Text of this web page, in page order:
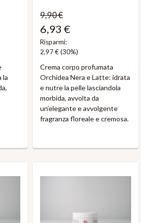
la
9,90 €
6,93 €
Risparmi:
2,97 €(30%)
Crema corpo profumata
Orchidea Nera e Latte: idrata
e nutre la pelle lasciandola
morbida, avvolta da
un’elegante e avvolgente
fragranza floreale e cremosa.